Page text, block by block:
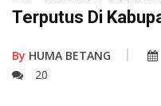
Terputus Di
By HUMA BETANG
20